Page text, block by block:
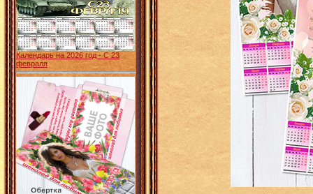
Календарь на 2026 год - С 23
февраля